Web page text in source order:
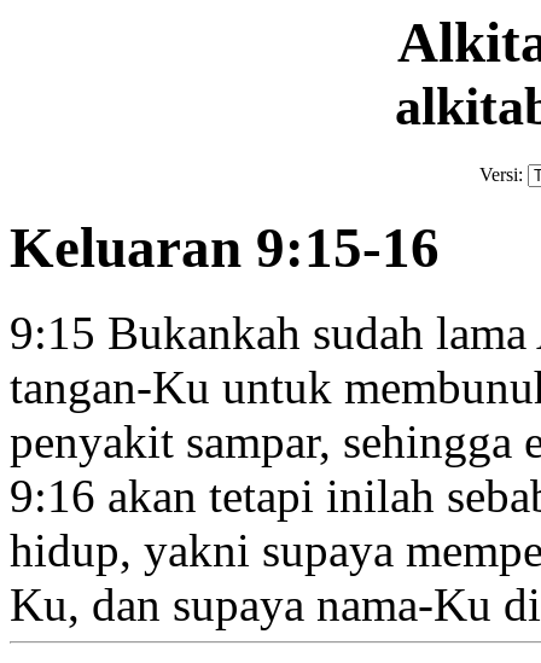
Versi:
Keluaran 9:15-16
9:15 Bukankah sudah
tangan-Ku untuk
penyakit sampar, sehingga
9:16 akan tetapi inilah
hidup, yakni supaya
Ku, dan supaya nama-Ku